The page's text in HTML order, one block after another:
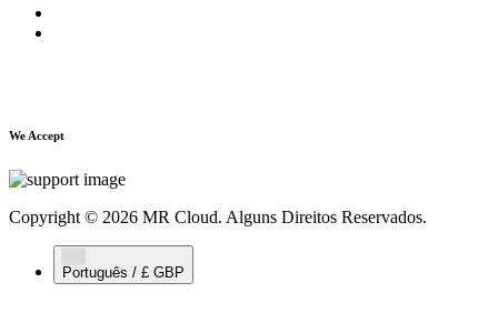
We Accept
Copyright © 2026 MR Cloud. Alguns Direitos Reservados.
Português / £ GBP